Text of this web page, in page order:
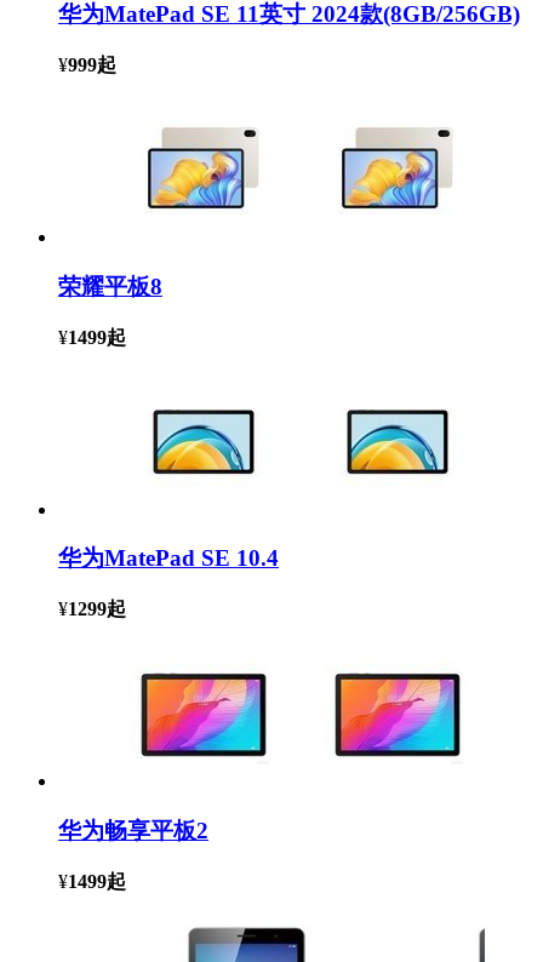
华为MatePad SE 11英寸 2024款(8GB/256GB)
¥999起
荣耀平板8
¥1499起
华为MatePad SE 10.4
¥1299起
华为畅享平板2
¥1499起